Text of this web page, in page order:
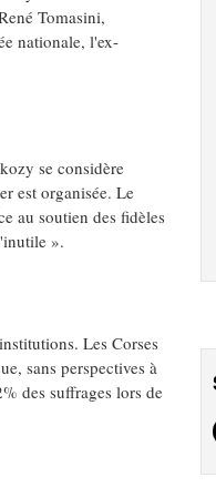
Tomasini,
nationale, l'ex-
se considère
est organisée. Le
au soutien des fidèles
».
Les Corses
sans perspectives à
des suffrages lors de